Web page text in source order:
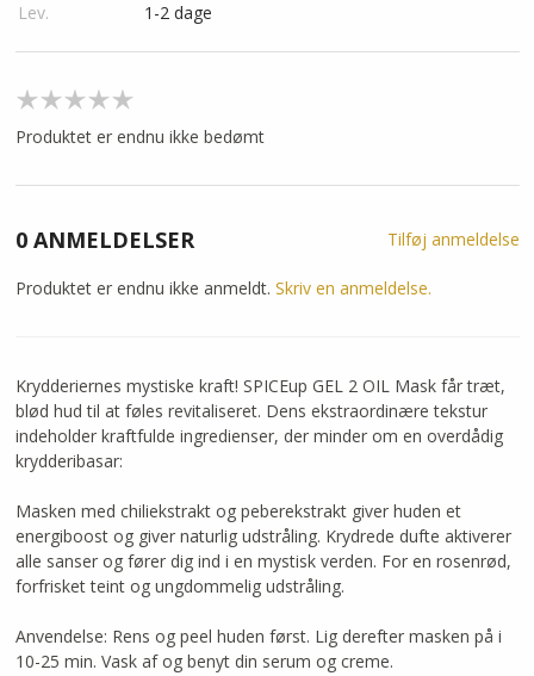
Lev.
1-2 dage
Produktet er endnu ikke bedømt
0 ANMELDELSER Tilføj anmeldelse
Produktet er endnu ikke anmeldt. Skriv en anmeldelse.
Krydderiernes mystiske kraft! SPICEup GEL 2 OIL Mask får træt,
blød hud til at føles revitaliseret. Dens ekstraordinære tekstur
indeholder kraftfulde ingredienser, der minder om en overdådig
krydderibasar:
Masken med chiliekstrakt og peberekstrakt giver huden et
energiboost og giver naturlig udstråling. Krydrede dufte aktiverer
alle sanser og fører dig ind i en mystisk verden. For en rosenrød,
forfrisket teint og ungdommelig udstråling.
Anvendelse: Rens og peel huden først. Lig derefter masken på i
10-25 min. Vask af og benyt din serum og creme.